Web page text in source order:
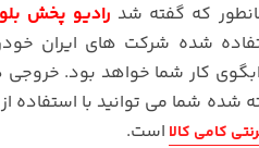
که گفته شد رادیو پخش
شده شرکت های ایران
کار شما خواهد بود. خروجی
شده شما می توانید با
کامی کالا است.